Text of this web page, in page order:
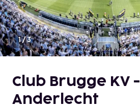
1/3
Club Brugge KV -
Anderlecht